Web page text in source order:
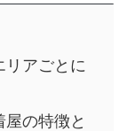
リアごとに
の特徴と